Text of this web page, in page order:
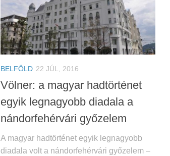
BELFÖLD 22 JÚL, 2016
Völner: a magyar hadtörténet
egyik legnagyobb diadala a
nándorfehérvári győzelem
A magyar hadtörténet egyik legnagyobb
diadala volt a nándorfehérvári győzelem –